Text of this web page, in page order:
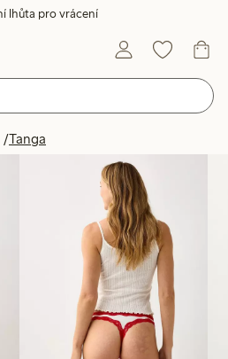
lhůta pro vrácení
Tanga